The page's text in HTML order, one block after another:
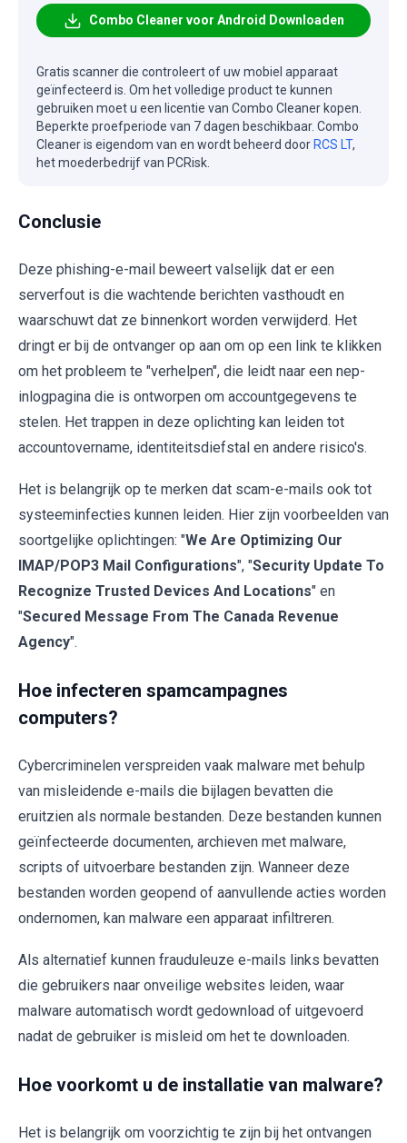
Combo Cleaner voor Android Downloaden
Gratis scanner die controleert of uw mobiel apparaat
geïnfecteerd is. Om het volledige product te kunnen
gebruiken moet u een licentie van Combo Cleaner kopen.
Beperkte proefperiode van 7 dagen beschikbaar. Combo
Cleaner is eigendom van en wordt beheerd door RCS LT,
het moederbedrijf van PCRisk.
Conclusie
Deze phishing-e-mail beweert valselijk dat er een
serverfout is die wachtende berichten vasthoudt en
waarschuwt dat ze binnenkort worden verwijderd. Het
dringt er bij de ontvanger op aan om op een link te klikken
om het probleem te "verhelpen", die leidt naar een nep-
inlogpagina die is ontworpen om accountgegevens te
stelen. Het trappen in deze oplichting kan leiden tot
accountovername, identiteitsdiefstal en andere risico's.
Het is belangrijk op te merken dat scam-e-mails ook tot
systeeminfecties kunnen leiden. Hier zijn voorbeelden van
soortgelijke oplichtingen: "We Are Optimizing Our
IMAP/POP3 Mail Configurations", "Security Update To
Recognize Trusted Devices And Locations" en
"Secured Message From The Canada Revenue
Agency".
Hoe infecteren spamcampagnes
computers?
Cybercriminelen verspreiden vaak malware met behulp
van misleidende e-mails die bijlagen bevatten die
eruitzien als normale bestanden. Deze bestanden kunnen
geïnfecteerde documenten, archieven met malware,
scripts of uitvoerbare bestanden zijn. Wanneer deze
bestanden worden geopend of aanvullende acties worden
ondernomen, kan malware een apparaat infiltreren.
Als alternatief kunnen frauduleuze e-mails links bevatten
die gebruikers naar onveilige websites leiden, waar
malware automatisch wordt gedownload of uitgevoerd
nadat de gebruiker is misleid om het te downloaden.
Hoe voorkomt u de installatie van malware?
Het is belangrijk om voorzichtig te zijn bij het ontvangen